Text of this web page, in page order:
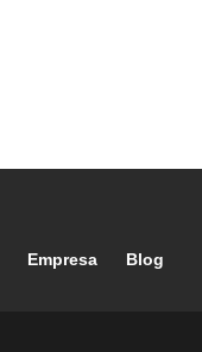
Empresa Blog